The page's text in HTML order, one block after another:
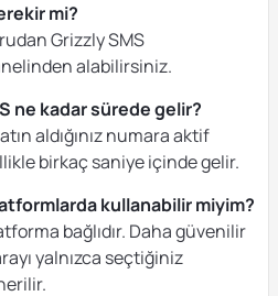
mi?
Grizzly SMS
alabilirsiniz.
ne kadar sürede gelir?
aldığınız numara aktif
birkaç saniye içinde gelir.
kullanabilir miyim?
bağlıdır. Daha güvenilir
yalnızca seçtiğiniz